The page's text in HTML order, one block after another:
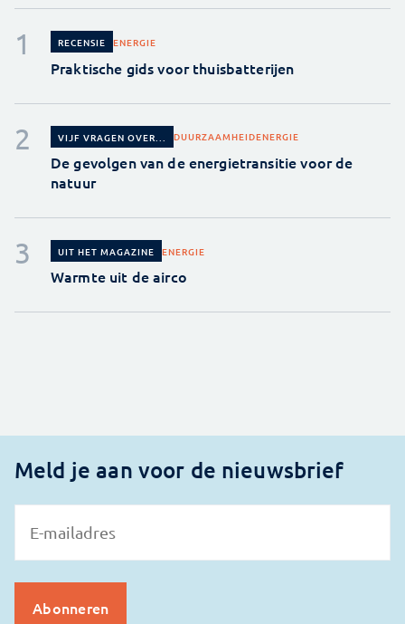
RECENSIE ENERGIE
Praktische gids voor thuisbatterijen
VIJF VRAGEN OVER... DUURZAAMHEIDENERGIE
De gevolgen van de energietransitie voor de
natuur
UIT HET MAGAZINE ENERGIE
Warmte uit de airco
Meld je aan voor de nieuwsbrief